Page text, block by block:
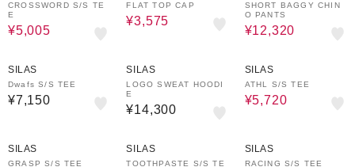
CROSSWORD S/S TE
E
¥5,005
FLAT TOP CAP
¥3,575
SHORT BAGGY CHIN
O PANTS
¥12,320
SILAS
Dwafs S/S TEE
¥7,150
SILAS
LOGO SWEAT HOODI
E
¥14,300
SILAS
ATHL S/S TEE
¥5,720
SILAS
GRASP S/S TEE
SILAS
TOOTHPASTE S/S TE
SILAS
RACING S/S TEE